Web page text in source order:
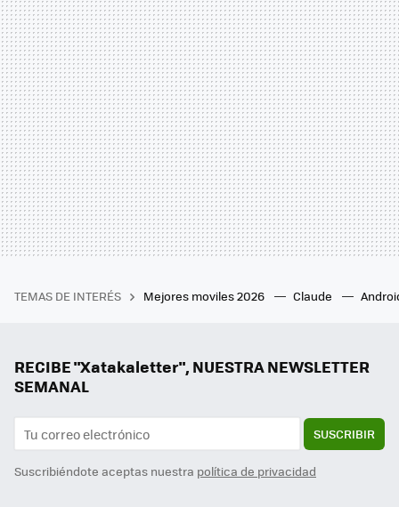
TEMAS DE INTERÉS Mejores moviles 2026 Claude
RECIBE "Xatakaletter", NUESTRA NEWSLETTER
SEMANAL
SUSCRIBIR
Suscribiéndote aceptas nuestra política de privacidad